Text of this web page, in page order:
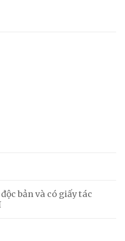
bản và có giấy tác